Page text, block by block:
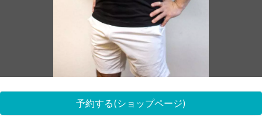
予約する(ショップページ)